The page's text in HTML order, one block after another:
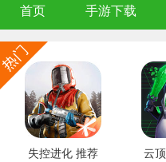
首页 手游下载
失控进化 推荐